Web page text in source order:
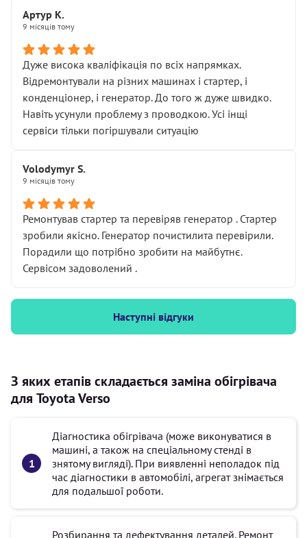
Артур К.
9 місяців тому
Дуже висока кваліфікація по всіх напрямках.
Відремонтували на різних машинах і стартер, і
конденціонер, і генератор. До того ж дуже швидко.
Навіть усунули проблему з проводкою. Усі інщі
сервіси тільки погіршували ситуацію
Volodymyr S.
9 місяців тому
Ремонтував стартер та перевіряв генератор . Стартер
зробили якісно. Генератор почистилита перевірили.
Порадили що потрібно зробити на майбутнє.
Сервісом задоволений .
Наступні відгуки
З яких етапів складається заміна обігрівача
для Toyota Verso
Діагностика обігрівача (може виконуватися в
машині, а також на спеціальному стенді в
знятому вигляді). При виявленні неполадок під
час діагностики в автомобілі, агрегат знімається
для подальшої роботи.
Розбирання та дефектування деталей. Ремонт